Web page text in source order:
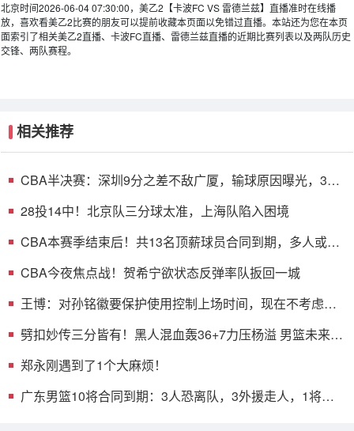
北京时间2026-06-04 07:30:00，美乙2【卡波FC VS 雷德兰兹】直播准时在线播
放，喜欢看美乙2比赛的朋友可以提前收藏本页面以免错过直播。本站还为您在本页
面索引了相关美乙2直播、卡波FC直播、雷德兰兹直播的近期比赛列表以及两队历史
交锋、两队赛程。
相关推荐
CBA半决赛：深圳9分之差不敌广厦，输球原因曝光，3人
28投14中！北京队三分球太准，上海队陷入困境
CBA本赛季结束后！共13名顶薪球员合同到期，多人或遭
CBA今夜焦点战！贺希宁欲状态反弹率队扳回一城
王博：对孙铭徽要保护使用控制上场时间，现在不考虑总
劈扣妙传三分皆有！黑人混血轰36+7力压杨溢 男篮未来十
郑永刚遇到了1个大麻烦！
广东男篮10将合同到期：3人恐离队，3外援走人，1将或